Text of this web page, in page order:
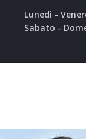
Lunedì -
Sabato -